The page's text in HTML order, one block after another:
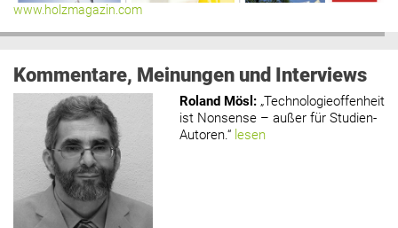
www.holzmagazin.com
Kommentare, Meinungen und Interviews
Roland Mösl : „Technologieoffenheit
ist Nonsense – außer für Studien-
Autoren.“ lesen